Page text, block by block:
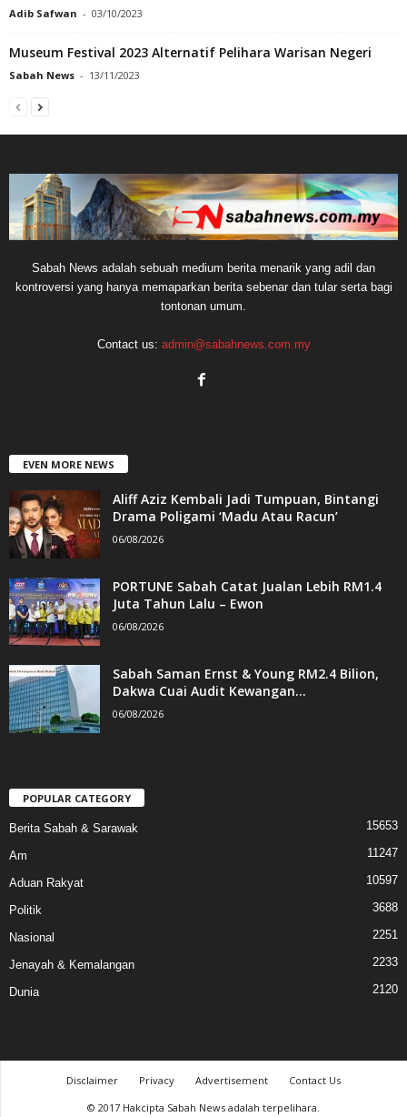
Adib Safwan - 03/10/2023
Museum Festival 2023 Alternatif Pelihara Warisan Negeri
Sabah News - 13/11/2023
Sabah News adalah sebuah medium berita menarik yang adil dan
kontroversi yang hanya memaparkan berita sebenar dan tular serta bagi
tontonan umum.
Contact us: admin@sabahnews.com.my
EVEN MORE NEWS
Aliff Aziz Kembali Jadi Tumpuan, Bintangi
Drama Poligami ‘Madu Atau Racun’
06/08/2026
PORTUNE Sabah Catat Jualan Lebih RM1.4
Juta Tahun Lalu – Ewon
06/08/2026
Sabah Saman Ernst & Young RM2.4 Bilion,
Dakwa Cuai Audit Kewangan...
06/08/2026
POPULAR CATEGORY
Berita Sabah & Sarawak 15653
Am 11247
Aduan Rakyat 10597
Politik 3688
Nasional 2251
Jenayah & Kemalangan 2233
Dunia 2120
Disclaimer Privacy Advertisement
Contact Us
© 2017 Hakcipta Sabah News adalah terpelihara.